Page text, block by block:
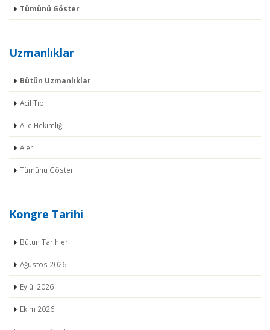
Tümünü Göster
Uzmanlıklar
Bütün Uzmanlıklar
Acil Tıp
Aile Hekimliği
Alerji
Tümünü Göster
Kongre Tarihi
Bütün Tarihler
Ağustos 2026
Eylül 2026
Ekim 2026